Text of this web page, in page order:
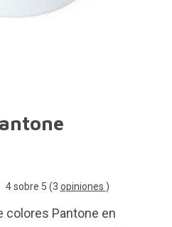
4sobre 5 (3 opiniones )
colores Pantone en